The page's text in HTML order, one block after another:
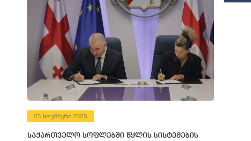
03 ნოემბერი 2025
საქართველო სოფლებში წყლის სისტემების